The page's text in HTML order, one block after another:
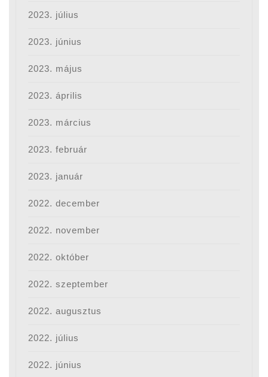
2023. július
2023. június
2023. május
2023. április
2023. március
2023. február
2023. január
2022. december
2022. november
2022. október
2022. szeptember
2022. augusztus
2022. július
2022. június